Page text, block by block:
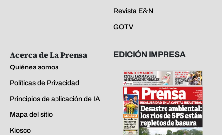
Revista E&N
GOTV
Acerca de La Prensa
Quiénes somos
Políticas de Privacidad
Principios de aplicación de IA
Mapa del sitio
Kiosco
EDICIÓN IMPRESA